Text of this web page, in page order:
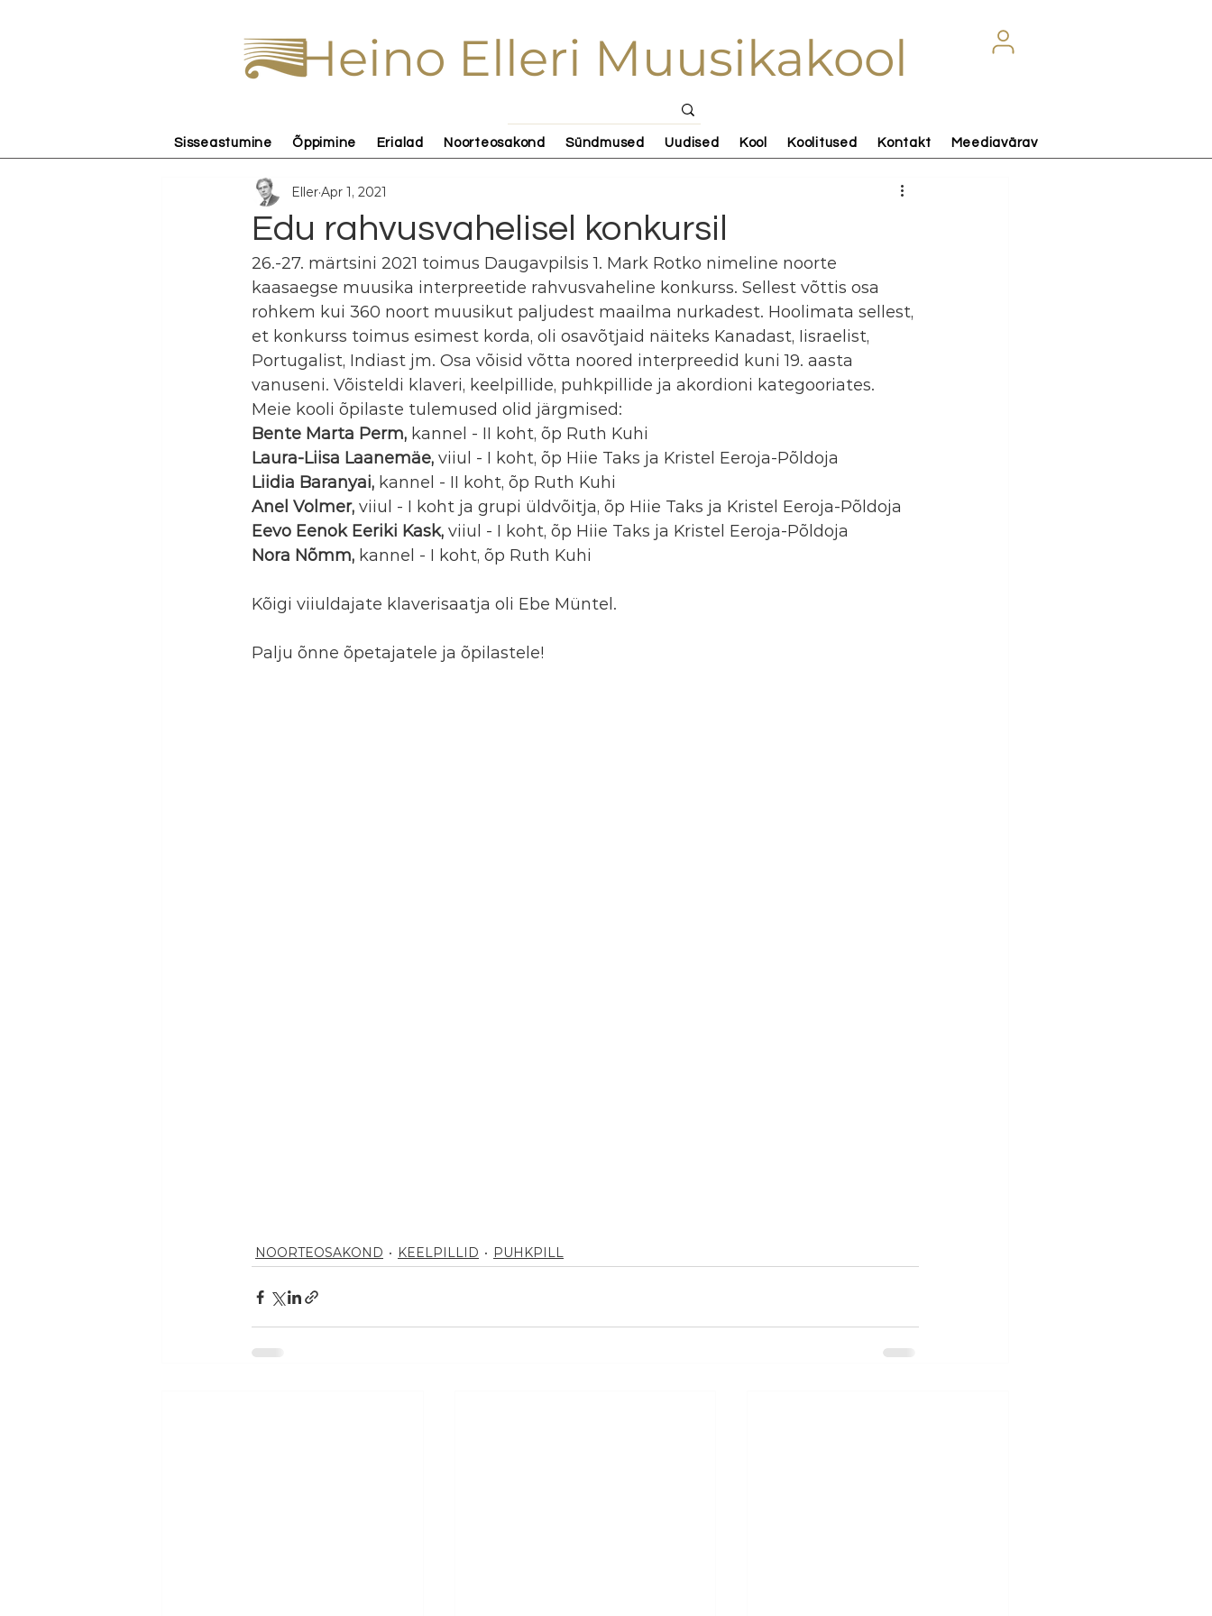
Heino Elleri Muusikakool
Sisseastumine Õppimine Erialad Noorteosakond Sündmused Uudised Kool Koolitused Kontakt Meediavärav
Edu rahvusvahelisel konkursil
EllerApr 1, 2021
26.-27. märtsini 2021 toimus Daugavpilsis 1. Mark Rotko nimeline noorte
kaasaegse muusika interpreetide rahvusvaheline konkurss. Sellest võttis osa
rohkem kui 360 noort muusikut paljudest maailma nurkadest. Hoolimata sellest,
et konkurss toimus esimest korda, oli osavõtjaid näiteks Kanadast, Iisraelist,
Portugalist, Indiast jm. Osa võisid võtta noored interpreedid kuni 19. aasta
vanuseni. Võisteldi klaveri, keelpillide, puhkpillide ja akordioni kategooriates.
Meie kooli õpilaste tulemused olid järgmised:
Bente Marta Perm, kannel - II koht, õp Ruth Kuhi
Laura-Liisa Laanemäe, viiul - I koht, õp Hiie Taks ja Kristel Eeroja-Põldoja
Liidia Baranyai, kannel - II koht, õp Ruth Kuhi
Anel Volmer, viiul - I koht ja grupi üldvõitja, õp Hiie Taks ja Kristel Eeroja-Põldoja
Eevo Eenok Eeriki Kask, viiul - I koht, õp Hiie Taks ja Kristel Eeroja-Põldoja
Nora Nõmm, kannel - I koht, õp Ruth Kuhi
Kõigi viiuldajate klaverisaatja oli Ebe Müntel.
Palju õnne õpetajatele ja õpilastele!
NOORTEOSAKOND KEELPILLID PUHKPILL